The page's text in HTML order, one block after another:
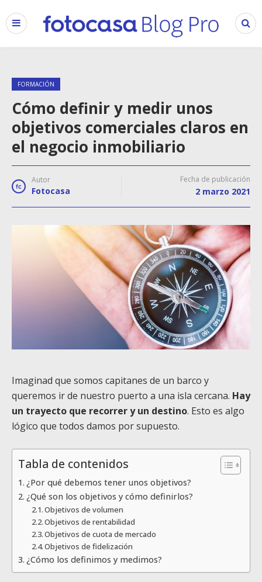
FORMACIÓN
Cómo definir y medir unos
objetivos comerciales claros en
el negocio inmobiliario
Autor
Fotocasa
Fecha de publicación
2 marzo 2021
Imaginad que somos capitanes de un barco y
queremos ir de nuestro puerto a una isla cercana. Hay
un trayecto que recorrer y un destino. Esto es algo
lógico que todos damos por supuesto.
Tabla de contenidos
¿Por qué debemos tener unos objetivos?
¿Qué son los objetivos y cómo definirlos?
Objetivos de volumen
Objetivos de rentabilidad
Objetivos de cuota de mercado
Objetivos de fidelización
¿Cómo los definimos y medimos?